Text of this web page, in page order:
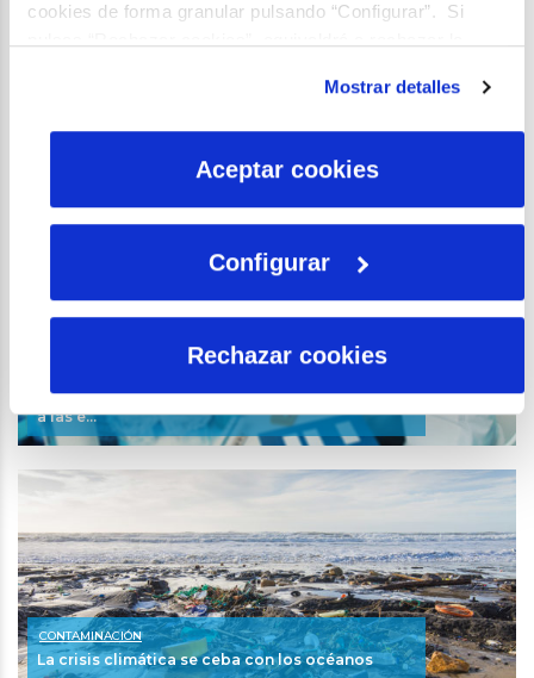
cookies de forma granular pulsando “Configurar”. Si
son indispensables para que el sitio web funcione y que
Mostrar detalles
Aceptar cookies
Configurar
Rechazar cookies
La zona que más sufre el cambio climático
La investigación científica: gran olvidada frente
a las e...
CONTAMINACIÓN
La crisis climática se ceba con los océanos